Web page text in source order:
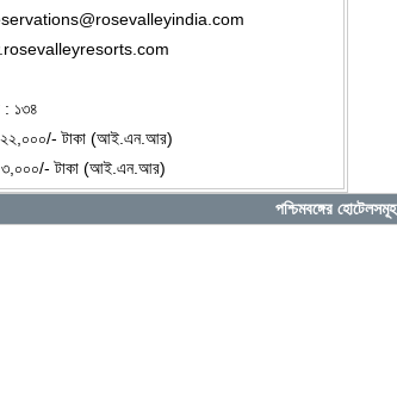
: ১৩৪
: ২২,০০০/- টাকা (আই.এন.আর)
: ৩,০০০/- টাকা (আই.এন.আর)
পশ্চিমবঙ্গের হোটেলসমূহ